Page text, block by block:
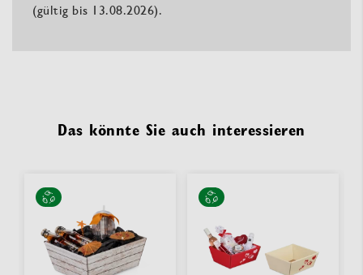
(gültig bis 13.08.2026).
Das könnte Sie auch interessieren